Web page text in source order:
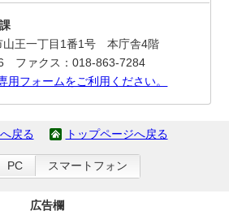
王一丁目1番1号 本庁舎4階
ファクス：018-863-7284
用フォームをご利用ください。
戻る トップページへ戻る
PC スマートフォン
広告欄